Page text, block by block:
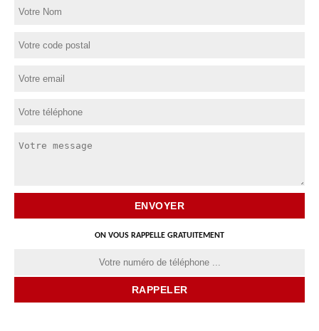
ON VOUS RAPPELLE GRATUITEMENT